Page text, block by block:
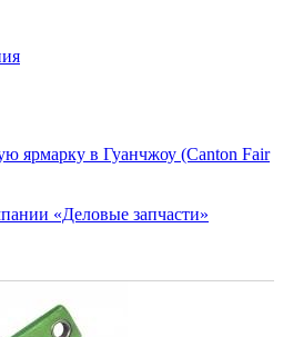
ярмарку в Гуанчжоу (Canton Fair
«Деловые запчасти»